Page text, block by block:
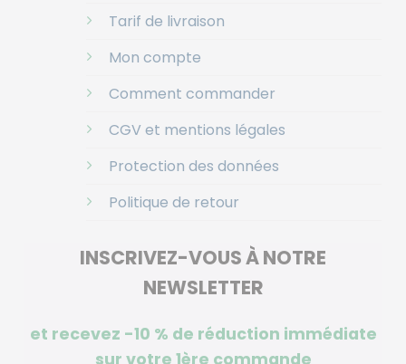
Tarif de livraison
Mon compte
Comment commander
CGV et mentions légales
Protection des données
Politique de retour
INSCRIVEZ-VOUS À NOTRE
NEWSLETTER
et recevez -10 % de réduction immédiate
sur votre 1ère commande